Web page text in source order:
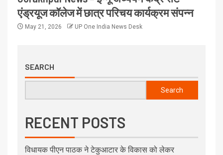
एंड्रयूज कॉलेज में छात्र परिचय कार्यक्रम संपन्न
May 21, 2026 UP One India News Desk
SEARCH
Search
RECENT POSTS
विधायक पीएन पाठक ने टेकुआटार के विकास को लेकर